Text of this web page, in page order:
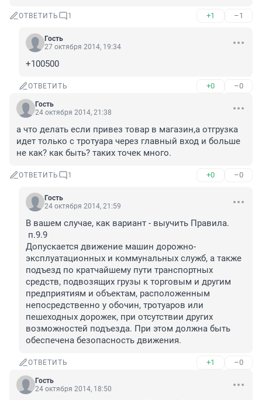
ОТВЕТИТЬ 1 +1 –1
Гость
27 октября 2014, 19:34
+100500
ОТВЕТИТЬ +0 –0
Гость
24 октября 2014, 21:38
а что делать если привез товар в магазин,а отгрузка
идет только с тротуара через главный вход и больше
не как? как быть? таких точек много.
ОТВЕТИТЬ 1 +0 –0
Гость
24 октября 2014, 21:59
В вашем случае, как вариант - выучить Правила.
п.9.9
Допускается движение машин дорожно-
эксплуатационных и коммунальных служб, а также
подъезд по кратчайшему пути транспортных
средств, подвозящих грузы к торговым и другим
предприятиям и объектам, расположенным
непосредственно у обочин, тротуаров или
пешеходных дорожек, при отсутствии других
возможностей подъезда. При этом должна быть
обеспечена безопасность движения.
ОТВЕТИТЬ +1 –0
Гость
24 октября 2014, 18:50